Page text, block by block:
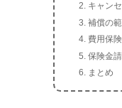
キャン
補償の
費用保
保険金
まとめ